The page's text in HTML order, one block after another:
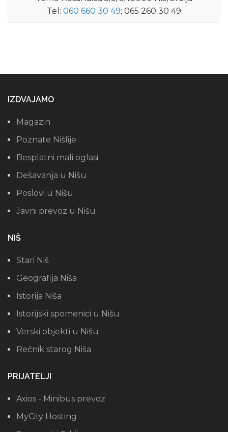
Tel: 060 660 30 49; 065 260 30 49
IZDVAJAMO
Magazin
Poznate Nišlije
Besplatni mali oglasi
Dešavanja u Nišu
Poslovi u Nišu
Javni prevoz u Nišu
NIŠ
Stari Niš
Geografija Niša
Istorija Niša
Istorijski spomenici u Nišu
Verski objekti u Nišu
Rečnik starog Niša
PRIJATELJI
Axios - Minibus prevoz
MyCity Hosting